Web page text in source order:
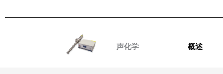
声化学 概述